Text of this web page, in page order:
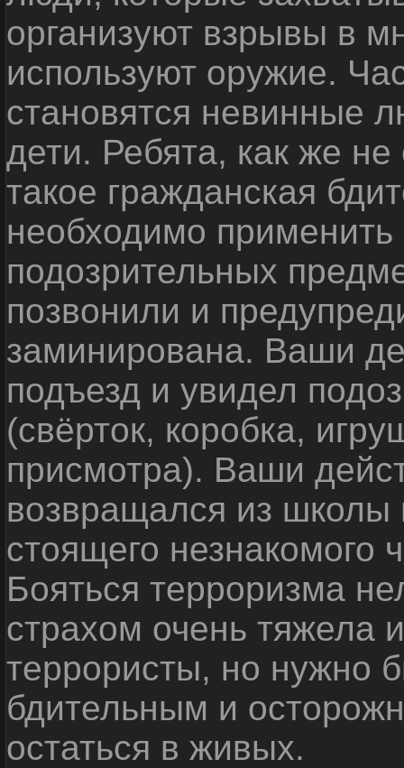
организуют взрывы в
используют оружие.
становятся невинные
дети. Ребята, как же не
такое гражданская
необходимо
подозрительных
позвонили и
заминирована. Ваши
подъезд и увидел
(свёрток, коробка,
присмотра). Ваши
возвращался из школы
стоящего незнакомого
Бояться терроризма
страхом очень тяжела
террористы, но нужно
бдительным и
остаться в живых.